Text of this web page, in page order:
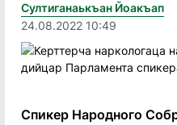
Султиганаькъан Йоакъап
24.08.2022 10:49
Спикер Народного